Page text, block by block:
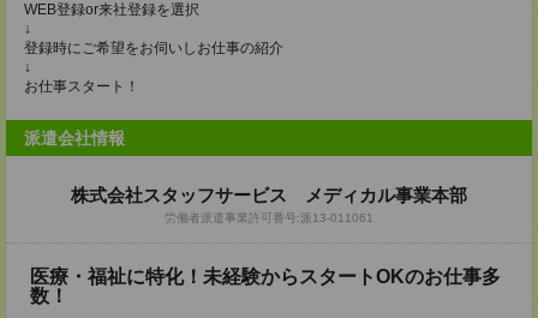
WEB登録or来社登録を選択
↓
登録時にご希望をお伺いしお仕事の紹介
↓
お仕事スタート！
派遣会社情報
株式会社スタッフサービス メディカル事業本部
労働者派遣事業許可番号:派13-011061
医療・福祉に特化！未経験からスタートOKのお仕事多
数！